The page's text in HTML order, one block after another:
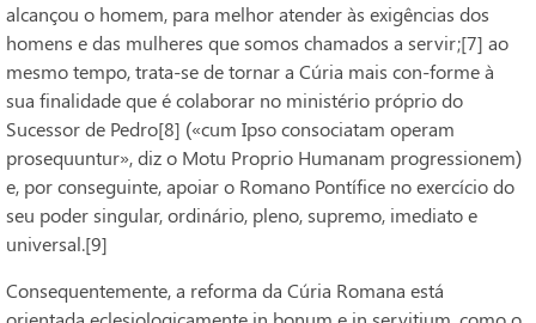
alcançou o homem, para melhor atender às exigências dos
homens e das mulheres que somos chamados a servir;[7] ao
mesmo tempo, trata-se de tornar a Cúria mais con-forme à
sua finalidade que é colaborar no ministério próprio do
Sucessor de Pedro[8] («cum Ipso consociatam operam
prosequuntur», diz o Motu Proprio Humanam progressionem)
e, por conseguinte, apoiar o Romano Pontífice no exercício do
seu poder singular, ordinário, pleno, supremo, imediato e
universal.[9]
Consequentemente, a reforma da Cúria Romana está